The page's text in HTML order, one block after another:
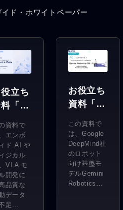
ド・ホワイトペーパー
立ち
「3
」
資料で
エンボ
ド AI や
ジカル
VLA モ
開発に
品質な
データ
足…
お役立ち
資料「3
る
Gemini
Robotic
s-ER
1.6」
この資料で
は、Google
DeepMind社
のロボット
向け基盤モ
デルGemini
Robotics…